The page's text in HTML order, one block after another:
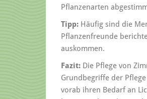
Pflanzenarten
Tipp: Häufig sind die
Pflanzenfreunde
auskommen.
Fazit: Die Pflege von
Grundbegriffe der
vorab ihren Bedarf an